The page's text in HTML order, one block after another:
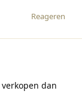
Reageren
dan